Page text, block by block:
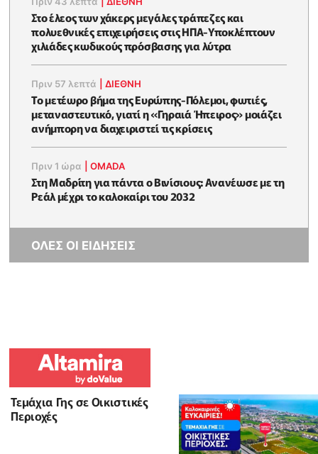
Στο έλεος των χάκερς μεγάλες τράπεζες και
πολυεθνικές επιχειρήσεις στις ΗΠΑ-Υποκλέπτουν
χιλιάδες κωδικούς πρόσβασης για λύτρα
Πριν 57 λεπτά |ΔΙΕΘΝΗ
Το μετέωρο βήμα της Ευρώπης-Πόλεμοι, φωτιές,
μεταναστευτικό, γιατί η «Γηραιά Ήπειρος» μοιάζει
ανήμπορη να διαχειριστεί τις κρίσεις
Πριν 1 ώρα |OMADA
Στη Μαδρίτη για πάντα ο Βινίσιους: Ανανέωσε με τη
Ρεάλ μέχρι το καλοκαίρι του 2032
ΟΛΕΣ ΟΙ ΕΙΔΗΣΕΙΣ
Τεμάχια Γης σε Οικιστικές
Περιοχές